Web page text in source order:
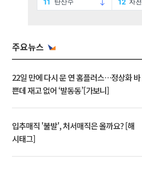
주요뉴스
22일 만에 다시 문 연 홈플러스…정상화 바
쁜데 재고 없어 ‘발동동’[가보니]
입추매직 '불발', 처서매직은 올까요? [해
시태그]